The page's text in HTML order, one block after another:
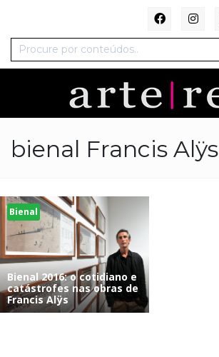
bienal Francis Alÿs
Bienal
Bienal 2016: o cotidiano e
catástrofes nas obras de
Francis Alÿs